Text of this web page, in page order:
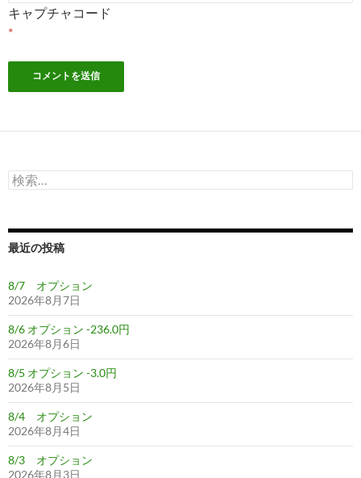
キャプチャコード
*
検
索:
最近の投稿
8/7 オプション
2026年8月7日
8/6 オプション -236.0円
2026年8月6日
8/5 オプション -3.0円
2026年8月5日
8/4 オプション
2026年8月4日
8/3 オプション
2026年8月3日